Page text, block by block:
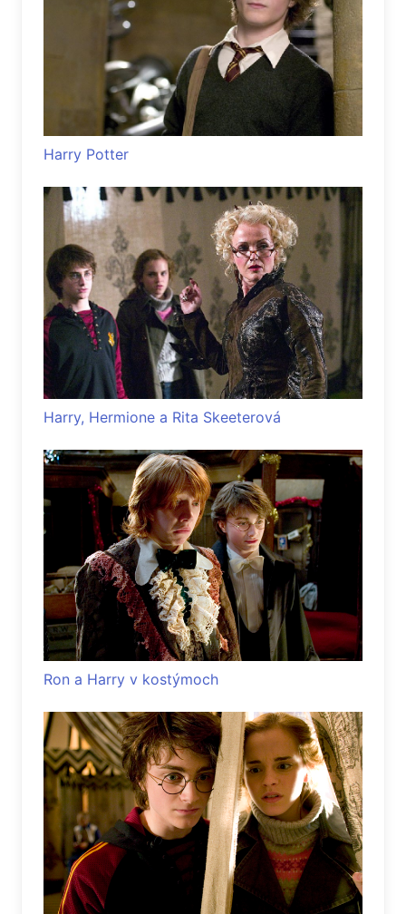
Harry Potter
Harry, Hermione a Rita Skeeterová
Ron a Harry v kostýmoch